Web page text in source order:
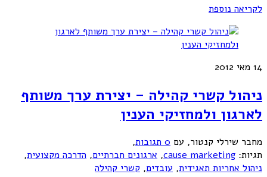
לקריאה נוספת
14 מאי 2012
ניהול קשרי קהילה – יצירת ערך משותף
לארגון ולמחזיקי הענין
מחבר שירלי קנטור, עם 0 תגובות ,
תגיות: cause marketing
, ארגונים חברתיים, הדרכה מקצועית,
ניהול אחריות תאגידית, עובדים, קשרי קהילה